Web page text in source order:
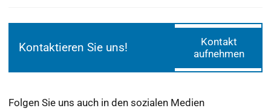
Kontaktieren Sie uns!
Kontakt
aufnehmen
Folgen Sie uns auch in den sozialen Medien